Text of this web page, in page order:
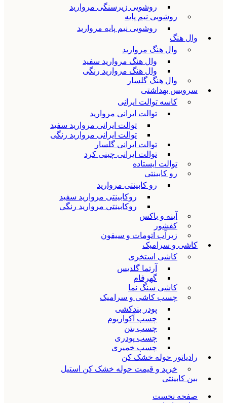
روشویی زیرسنگی مروارید
روشویی نیم پایه
روشویی نیم پایه مروارید
وال هنگ
وال هنگ مروارید
وال هنگ مروارید سفید
وال هنگ مروارید رنگی
وال هنگ گلسار
سرویس بهداشتی
کاسه توالت ایرانی
توالت ایرانی مروارید
توالت ایرانی مروارید سفید
توالت ایرانی مروارید رنگی
توالت ایرانی گلسار
توالت ایرانی چینی کرد
توالت ایستاده
رو کابینتی
رو کابینتی مروارید
روکابینتی مروارید سفید
روکابینتی مروارید رنگی
آینه و باکس
کفشور
زیرآب اتومات و سیفون
کاشی و سرامیک
کاشی استخری
آرتما گلدیس
گهرفام
کاشی سنگ نما
چسب کاشی و سرامیک
پودر بندکشی
چسب آکواریوم
چسب بتن
چسب پودری
چسب خمیری
رادیاتور حوله خشک کن
خرید و قیمت حوله خشک کن استیل
بین کابینتی
صفحه نخست